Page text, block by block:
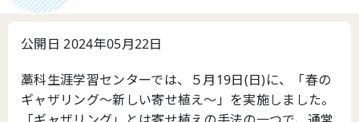
公開日 2024年05月22日
藁科生涯学習センターでは、５月19日(日)に、「春の
ギャザリング～新しい寄せ植え～」を実施しました。